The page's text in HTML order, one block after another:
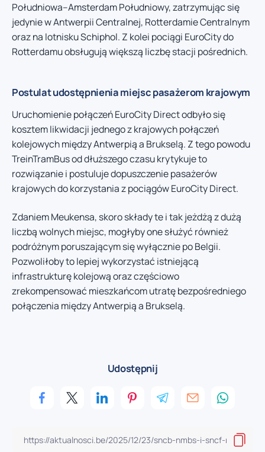
Południowa–Amsterdam Południowy, zatrzymując się
jedynie w Antwerpii Centralnej, Rotterdamie Centralnym
oraz na lotnisku Schiphol. Z kolei pociągi EuroCity do
Rotterdamu obsługują większą liczbę stacji pośrednich.
Postulat udostępnienia miejsc pasażerom krajowym
Uruchomienie połączeń EuroCity Direct odbyło się
kosztem likwidacji jednego z krajowych połączeń
kolejowych między Antwerpią a Brukselą. Z tego powodu
TreinTramBus od dłuższego czasu krytykuje to
rozwiązanie i postuluje dopuszczenie pasażerów
krajowych do korzystania z pociągów EuroCity Direct.
Zdaniem Meukensa, skoro składy te i tak jeżdżą z dużą
liczbą wolnych miejsc, mogłyby one służyć również
podróżnym poruszającym się wyłącznie po Belgii.
Pozwoliłoby to lepiej wykorzystać istniejącą
infrastrukturę kolejową oraz częściowo
zrekompensować mieszkańcom utratę bezpośredniego
połączenia między Antwerpią a Brukselą.
Udostępnij